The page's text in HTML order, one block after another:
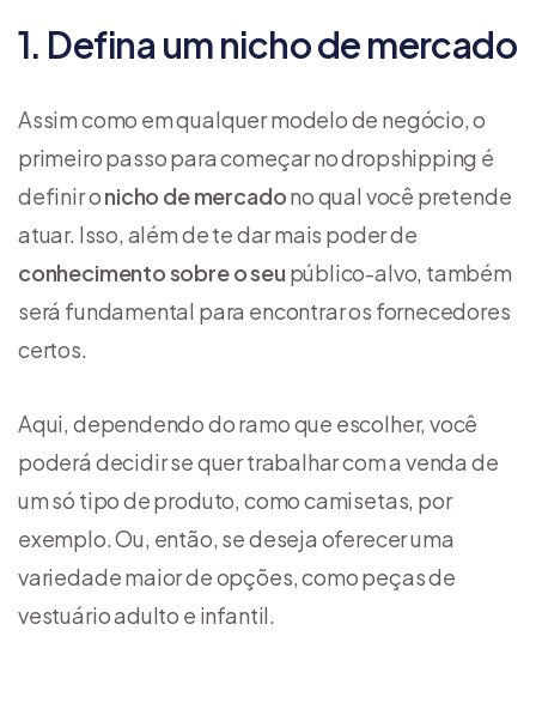
1. Defina um nicho de mercado
Assim como em qualquer modelo de negócio, o
primeiro passo para começar no dropshipping é
definir onicho de mercadono qual você pretende
atuar. Isso, além de te dar mais poder de
conhecimento sobre o seu público-alvo, também
será fundamental para encontrar os fornecedores
certos.
Aqui, dependendo do ramo que escolher, você
poderá decidir se quer trabalhar com a venda de
um só tipo de produto, como camisetas, por
exemplo. Ou, então, se deseja oferecer uma
variedade maior de opções, como peças de
vestuário adulto e infantil.